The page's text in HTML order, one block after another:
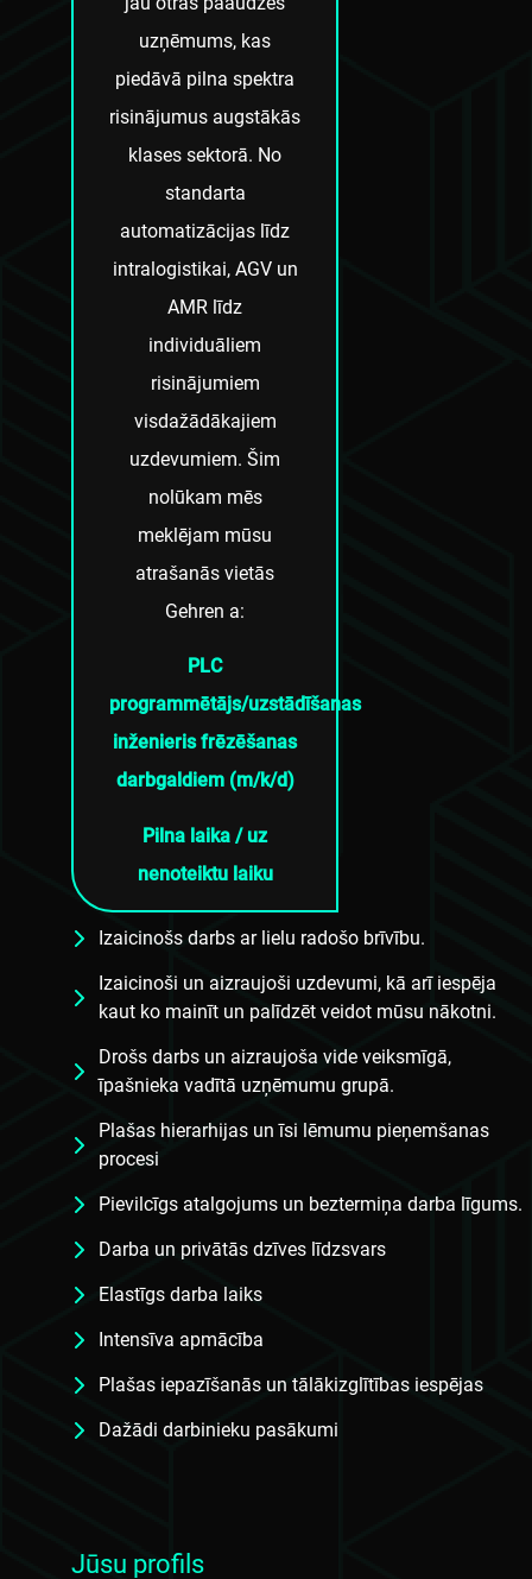
uzņēmums, kas
piedāvā pilna spektra
risinājumus augstākās
klases sektorā. No
standarta
automatizācijas līdz
intralogistikai, AGV un
AMR līdz
individuāliem
risinājumiem
visdažādākajiem
uzdevumiem. Šim
nolūkam mēs
meklējam mūsu
atrašanās vietās
Gehren a:
PLC
programmētājs/uzstādīšanas
inženieris frēzēšanas
darbgaldiem (m/k/d)
Pilna laika / uz
nenoteiktu laiku
Izaicinošs darbs ar lielu radošo brīvību.
Izaicinoši un aizraujoši uzdevumi, kā arī iespēja
kaut ko mainīt un palīdzēt veidot mūsu nākotni.
Drošs darbs un aizraujoša vide veiksmīgā,
īpašnieka vadītā uzņēmumu grupā.
Plašas hierarhijas un īsi lēmumu pieņemšanas
procesi
Pievilcīgs atalgojums un beztermiņa darba līgums.
Darba un privātās dzīves līdzsvars
Elastīgs darba laiks
Intensīva apmācība
Plašas iepazīšanās un tālākizglītības iespējas
Dažādi darbinieku pasākumi
Jūsu profils